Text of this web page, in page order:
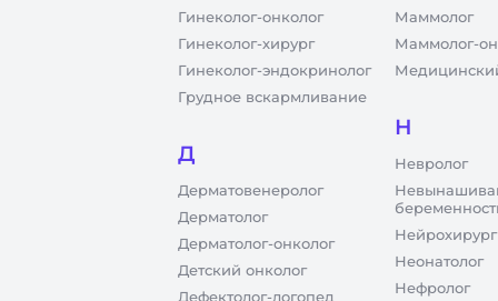
Гинеколог-онколог
Гинеколог-хирург
Гинеколог-эндокринолог
Грудное вскармливание
Д
Дерматовенеролог
Дерматолог
Дерматолог-онколог
Детский онколог
Дефектолог-логопед
Маммолог
Маммолог-
Н
Невролог
Нейрохирург
Неонатолог
Нефролог